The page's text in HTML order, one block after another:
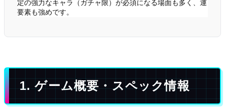
定の強力なキャラ（ガチャ限）が必須になる場面も多く、運
要素も強めです。
1. ゲーム概要・スペック情報